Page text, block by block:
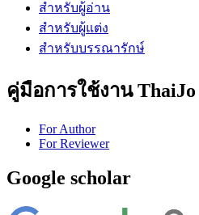
สำหรับผู้อ่าน
สำหรับผู้แต่ง
สำหรับบรรณารักษ์
คู่มือการใช้งาน ThaiJo
For Author
For Reviewer
Google scholar